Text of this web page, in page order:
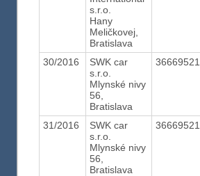
s.r.o.
Hany
Meličkovej,
Bratislava
30/2016
SWK car
s.r.o.
Mlynské nivy
56,
Bratislava
31/2016
SWK car
s.r.o.
Mlynské nivy
56,
Bratislava